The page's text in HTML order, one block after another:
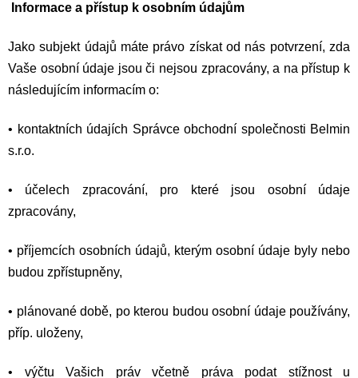
Informace a přístup k osobním údajům
Jako subjekt údajů máte právo získat od nás potvrzení, zda
Vaše osobní údaje jsou či nejsou zpracovány, a na přístup k
následujícím informacím o:
• kontaktních údajích Správce obchodní společnosti Belmin
s.r.o.
• účelech zpracování, pro které jsou osobní údaje
zpracovány,
• příjemcích osobních údajů, kterým osobní údaje byly nebo
budou zpřístupněny,
• plánované době, po kterou budou osobní údaje používány,
příp. uloženy,
• výčtu Vašich práv včetně práva podat stížnost u